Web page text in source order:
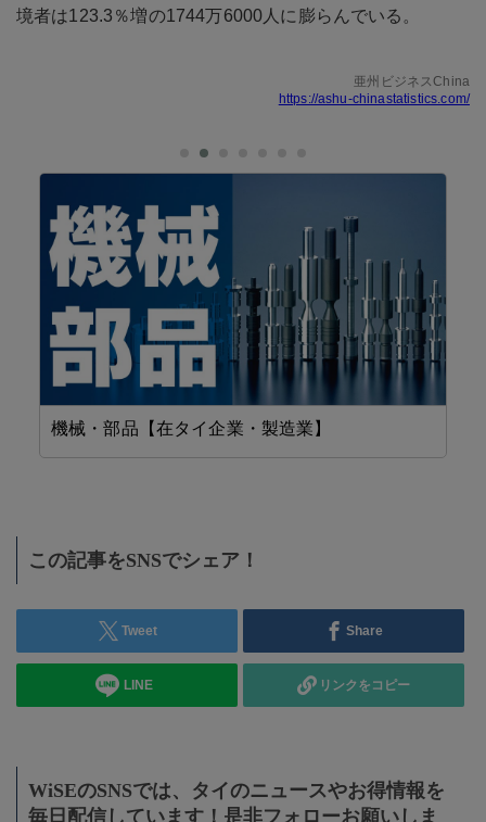
境者は123.3％増の1744万6000人に膨らんでいる。
亜州ビジネスChina
https://ashu-chinastatistics.com/
機械・部品【在タイ企業・製造業】
この記事をSNSでシェア！
Tweet Share
LINE リンクをコピー
WiSEのSNSでは、タイのニュースやお得情報を
毎日配信しています！是非フォローお願いしま